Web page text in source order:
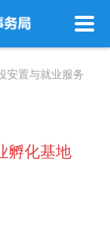
安置与就业服务
孵化基地